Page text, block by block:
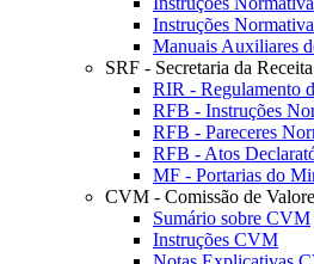
Instruções
Manuais Auxiliares
SRF - Secretaria da
RIR - Regulamento
RFB - Instruções
RFB - Pareceres
RFB - Atos
MF - Portarias do
CVM - Comissão de
Sumário sobre CVM
Instruções CVM